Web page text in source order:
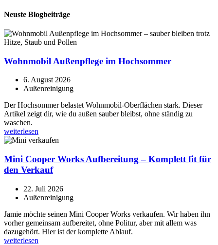
Neuste Blogbeiträge
Wohnmobil Außenpflege im Hochsommer
6. August 2026
Außenreinigung
Der Hochsommer belastet Wohnmobil-Oberflächen stark. Dieser
Artikel zeigt dir, wie du außen sauber bleibst, ohne ständig zu
waschen.
weiterlesen
Mini Cooper Works Aufbereitung – Komplett fit für
den Verkauf
22. Juli 2026
Außenreinigung
Jamie möchte seinen Mini Cooper Works verkaufen. Wir haben ihn
vorher gemeinsam aufbereitet, ohne Politur, aber mit allem was
dazugehört. Hier ist der komplette Ablauf.
weiterlesen